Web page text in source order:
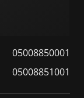
05008850001
05008851001